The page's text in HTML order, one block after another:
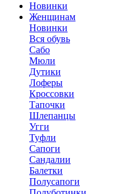
Новинки
Женщинам
Новинки
Вся обувь
Сабо
Мюли
Дутики
Лоферы
Кроссовки
Тапочки
Шлепанцы
Угги
Туфли
Сапоги
Сандалии
Балетки
Полусапоги